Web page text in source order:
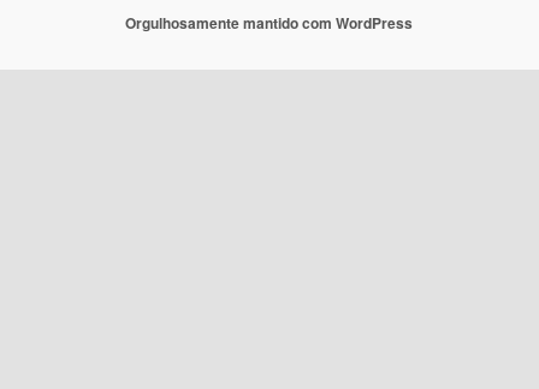
Orgulhosamente mantido com WordPress